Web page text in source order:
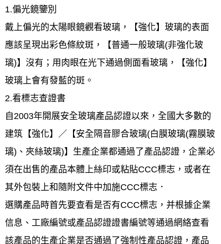
1.偏光鏡鑒別
戴上偏光的太陽眼鏡觀看玻璃，【強化】玻璃的表面
應該呈現出彩色條紋斑，【普通一般玻璃(非強化玻
璃)】沒有；用肉眼在光下通過側面看玻璃，【強化】
玻璃上會有發藍的斑。
2.看標志查證書
自2003年開展安全玻璃產品認證以來，全國大多數的
建筑【強化】／【安全隔音膠合玻璃(白膜玻璃(霧膜玻
璃)、夾絲玻璃)】生產企業都通過了產品認證，企業必
須在出售的產品本體上絲印或粘貼CCC標志，或者在
其外包裝上和隨附文件中加施CCC標志．
選購產品時首先要查看是否有CCC標志，并根據企業
信息、工廠編號或產品認證證書編號等通過網絡查看
該產品的生產企業是否通過了強制性產品認證，產品